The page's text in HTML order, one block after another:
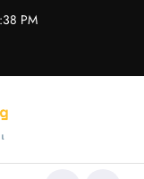
PM